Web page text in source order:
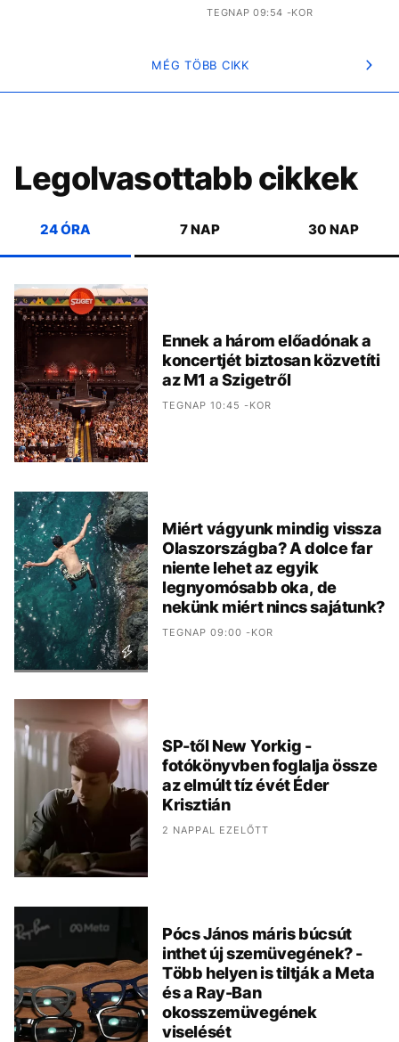
TEGNAP 09:54 -KOR
MÉG TÖBB CIKK
Legolvasottabb cikkek
24 ÓRA 7 NAP 30 NAP
Ennek a három előadónak a
koncertjét biztosan közvetíti
az M1 a Szigetről
TEGNAP 10:45 -KOR
Miért vágyunk mindig vissza
Olaszországba? A dolce far
niente lehet az egyik
legnyomósabb oka, de
nekünk miért nincs sajátunk?
TEGNAP 09:00 -KOR
SP-től New Yorkig -
fotókönyvben foglalja össze
az elmúlt tíz évét Éder
Krisztián
2 NAPPAL EZELŐTT
Pócs János máris búcsút
inthet új szemüvegének? -
Több helyen is tiltják a Meta
és a Ray-Ban
okosszemüvegének
viselését